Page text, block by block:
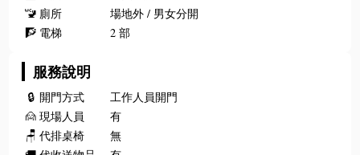
🚾 廁所
場地外 / 男女分開
🧗 電梯 2 部
服務說明
🔒 開門方式
工作人員開門
🙍 現場人員
有
🪑 代排桌椅
無